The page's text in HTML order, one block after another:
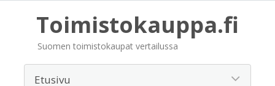
Toimistokauppa.fi
Suomen toimistokaupat vertailussa